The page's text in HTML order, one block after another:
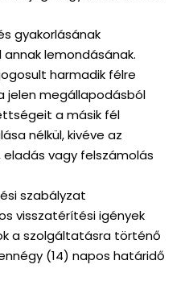
gyakorlásának
lemondásának.
harmadik félre
jelen megállapodásból
a másik fél
nélkül, kivéve az
vagy felszámolás
szabályzat
visszatérítési igények
a szolgáltatásra történő
(14) napos határidő